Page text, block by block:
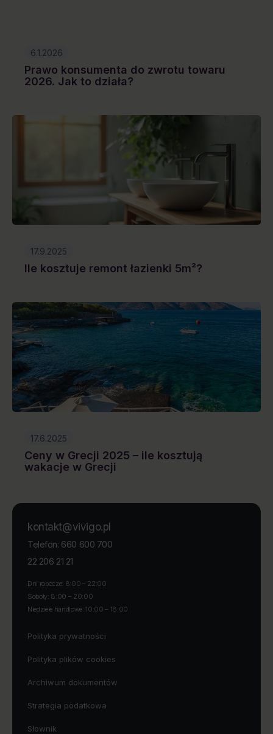
6.1.2026
Prawo konsumenta do zwrotu towaru
2026. Jak to działa?
17.9.2025
Ile kosztuje remont łazienki 5m²?
17.6.2025
Ceny w Grecji 2025 – ile kosztują
wakacje w Grecji
kontakt@vivigo.pl
Telefon: 660 600 700
22 206 21 21
Dni robocze: 8:00 – 22:00
Soboty: 8:00 – 20:00
Niedziele handlowe: 10:00 – 18:00
Polityka prywatności
Polityka plików cookies
Archiwum dokumentów
Strategia podatkowa
Słownik